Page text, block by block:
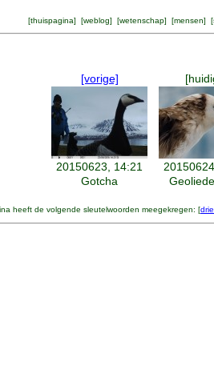
[thuispagina] [weblog] [wetenschap] [mensen] [
[vorige]
20150623, 14:21
Gotcha
heeft de volgende sleutelwoorden meegekregen: [